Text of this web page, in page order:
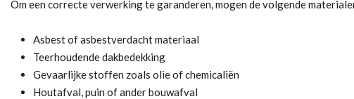
Om een correcte verwerking te garanderen, mogen de volgende
Asbest of asbestverdacht materiaal
Teerhoudende dakbedekking
Gevaarlijke stoffen zoals olie of chemicaliën
Houtafval, puin of ander bouwafval